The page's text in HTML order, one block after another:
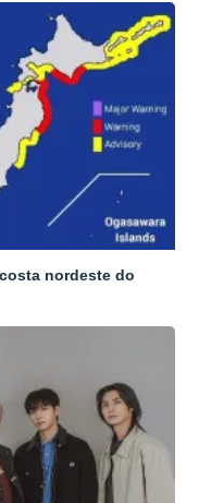
nordeste do